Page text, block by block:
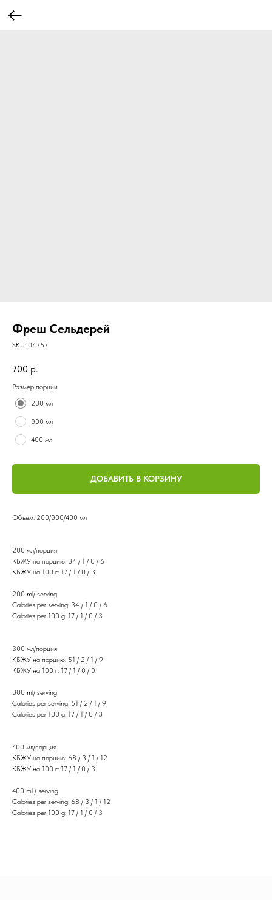
Фреш Сельдерей
SKU: 04757
700 р.
Размер порции
200 мл
300 мл
400 мл
ДОБАВИТЬ В КОРЗИНУ
Объём: 200/300/400 мл
200 мл/порция
КБЖУ на порцию: 34 / 1 / 0 / 6
КБЖУ на 100 г: 17 / 1 / 0 / 3
200 ml/ serving
Calories per serving: 34 / 1 / 0 / 6
Calories per 100 g: 17 / 1 / 0 / 3
300 мл/порция
КБЖУ на порцию: 51 / 2 / 1 / 9
КБЖУ на 100 г: 17 / 1 / 0 / 3
300 ml/ serving
Calories per serving: 51 / 2 / 1 / 9
Calories per 100 g: 17 / 1 / 0 / 3
400 мл/порция
КБЖУ на порцию: 68 / 3 / 1 / 12
КБЖУ на 100 г: 17 / 1 / 0 / 3
400 ml / serving
Calories per serving: 68 / 3 / 1 / 12
Calories per 100 g: 17 / 1 / 0 / 3